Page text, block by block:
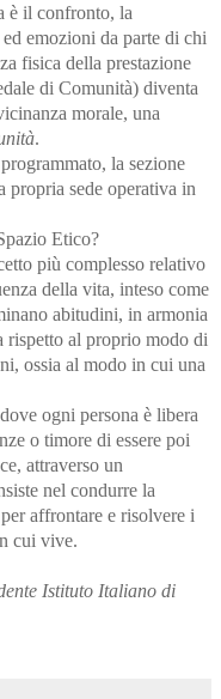
è il confronto, la
emozioni da parte di chi
fisica della prestazione
di Comunità) diventa
morale, una
.
la sezione
propria sede operativa in
Etico?
più complesso relativo
della vita, inteso come
abitudini, in armonia
rispetto al proprio modo di
ossia al modo in cui una
ogni persona è libera
o timore di essere poi
attraverso un
nel condurre la
affrontare e risolvere i
cui vive.
Istituto Italiano di